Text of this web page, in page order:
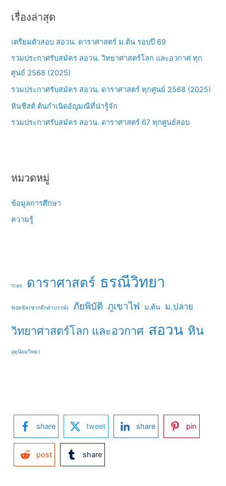
c
f
o
r
:
เรื่องล่าสุด
เตรียมตัวสอบ สอวน. ดาราศาสตร์ ม.ต้น รอบปี 69
รวมประกาศรับสมัคร สอวน. วิทยาศาสตร์โลก และอวกาศ ทุก
ศูนย์ 2568 (2025)
รวมประกาศรับสมัคร สอวน. ดาราศาสตร์ ทุกศูนย์ 2568 (2025)
หินชีสต์ ต้นกำเนิดอัญมณีที่น่ารู้จัก
รวมประกาศรับสมัคร สอวน. ดาราศาสตร์ 67 ทุกศูนย์สอบ
หมวดหมู่
ข้อมูลการศึกษา
ความรู้
tcas ดาราศาสตร์ ธรณีวิทยา
ฟอสซิล(ซากดึกดำบรรพ์) ภัยพิบัติ ภูเขาไฟ ม.ต้น ม.ปลาย
วิทยาศาสตร์โลก และอวกาศ สอวน หิน
อุตุนิยมวิทยา
share tweet share pin
post share